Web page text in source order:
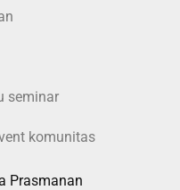
seminar
komunitas
Prasmanan